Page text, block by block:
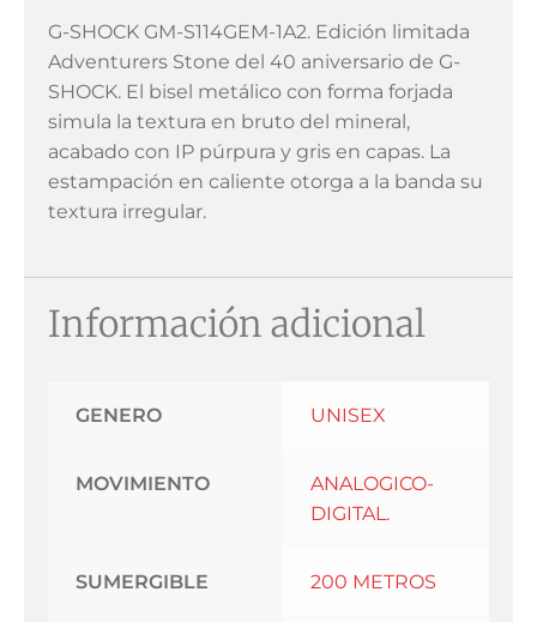
G-SHOCK GM-S114GEM-1A2. Edición limitada
Adventurers Stone del 40 aniversario de G-
SHOCK. El bisel metálico con forma forjada
simula la textura en bruto del mineral,
acabado con IP púrpura y gris en capas. La
estampación en caliente otorga a la banda su
textura irregular.
Información adicional
GENERO UNISEX
MOVIMIENTO
ANALOGICO-
DIGITAL.
SUMERGIBLE 200 METROS